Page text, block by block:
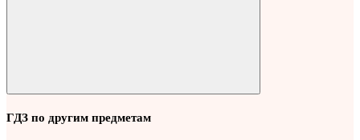
Поиск
ГДЗ по другим предметам